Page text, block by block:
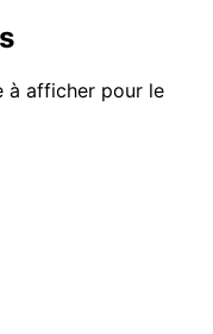
à afficher pour le